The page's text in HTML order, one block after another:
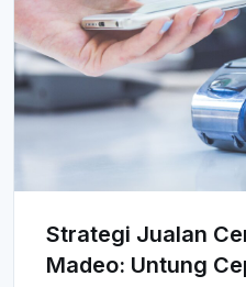
Strategi Jualan
Madeo: Untung